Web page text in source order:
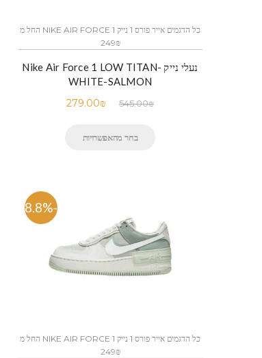
כל הדגמים אייר פורס 1 נייק NIKE AIR FORCE 1 החל מ
249₪
נעלי נייק -Nike Air Force 1 LOW TITAN
WHITE-SALMON
545.00₪
279.00₪
בחר מהאפשרויות
-48.8%
כל הדגמים אייר פורס 1 נייק NIKE AIR FORCE 1 החל מ
249₪